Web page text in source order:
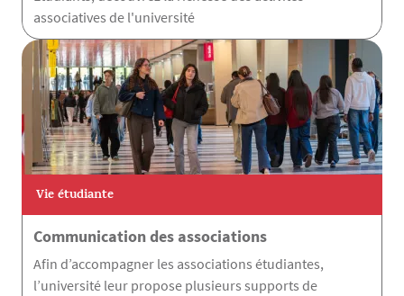
associatives de l'université
Vie étudiante
Communication des associations
Afin d’accompagner les associations étudiantes,
l’université leur propose plusieurs supports de